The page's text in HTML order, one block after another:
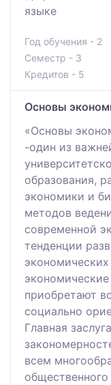
языке
Год обучения - 2
Семестр - 3
Кредитов - 5
Основы
«Основы
-один из
образования,
экономики и
методов
современной
тенденции
приобретают
социально
Главная
всем